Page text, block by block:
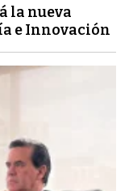
la nueva
e Innovación